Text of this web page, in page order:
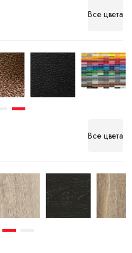
Все цвета
Все цвета